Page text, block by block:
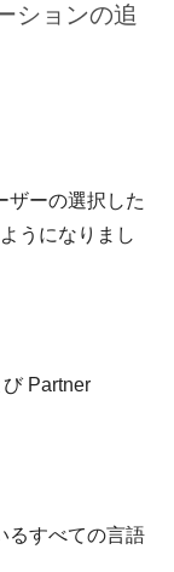
ションの追
ザーの選択した
うになりまし
Partner
るすべての言語